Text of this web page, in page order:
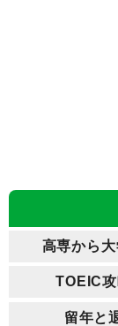
高専から大
TOEIC
留年と